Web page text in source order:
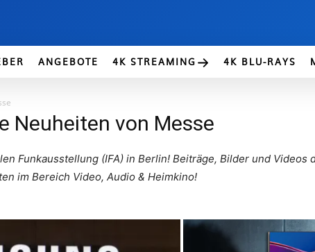
ANGEBOTE 4K STREAMING 4K BLU-RAYS
Neuheiten von Messe
Funkausstellung (IFA) in Berlin! Beiträge, Bilder und
im Bereich Video, Audio & Heimkino!